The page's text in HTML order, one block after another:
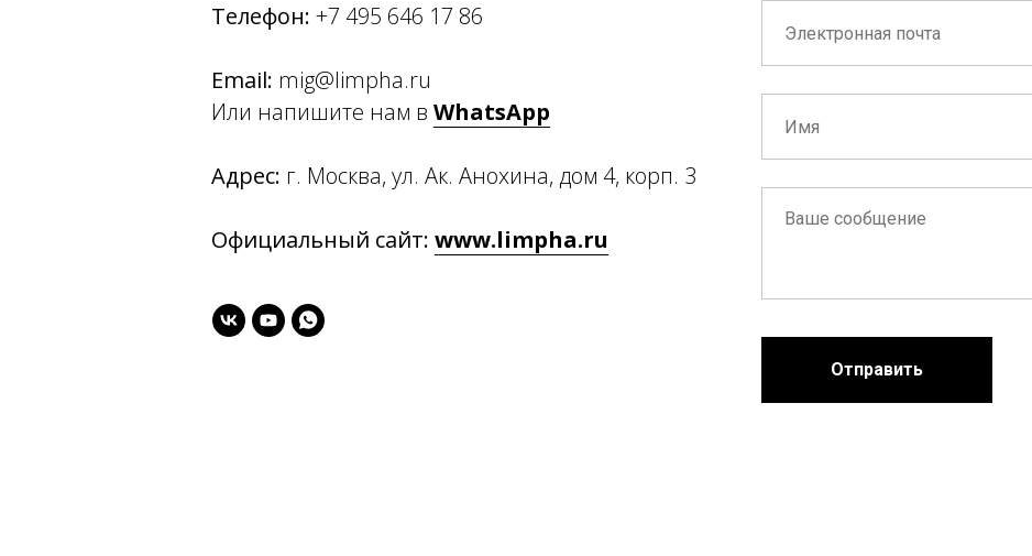
Телефон: +7 495 646 17 86
Email: mig@limpha.ru
Или напишите нам в WhatsApp
Адрес: г. Москва, ул. Ак. Анохина, дом 4, корп. 3
Официальный сайт: www.limpha.ru
Отправить